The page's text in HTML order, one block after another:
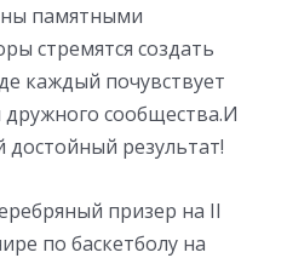
памятными
стремятся создать
каждый почувствует
сообщества.И
результат!
призер на II
по баскетболу на